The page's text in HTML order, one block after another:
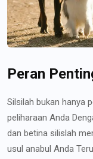
Peran
Silsilah bukan hanya
peliharaan Anda
dan betina silislah
usul anabul Anda